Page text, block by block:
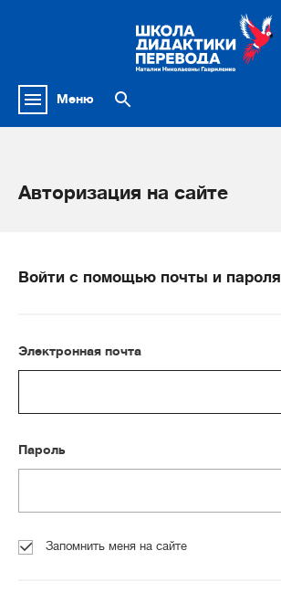
Меню
Авторизация на сайте
Войти с помощью почты и пароля
Электронная почта
Пароль
Запомнить меня на сайте